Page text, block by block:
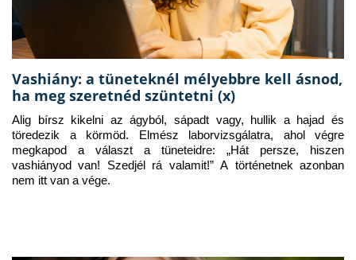
Vashiány: a tüneteknél mélyebbre kell ásnod,
ha meg szeretnéd szüntetni (x)
Alig bírsz kikelni az ágyból, sápadt vagy, hullik a hajad és
töredezik a körmöd. Elmész laborvizsgálatra, ahol végre
megkapod a választ a tüneteidre: „Hát persze, hiszen
vashiányod van! Szedjél rá valamit!” A történetnek azonban
nem itt van a vége.